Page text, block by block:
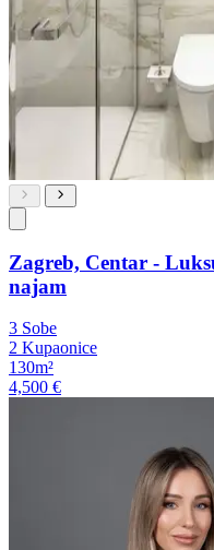
Zagreb, Centar -
najam
3 Sobe
2 Kupaonice
130m²
4,500 €